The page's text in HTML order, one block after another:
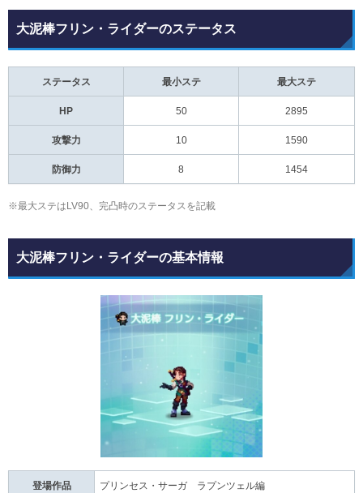
大泥棒フリン・ライダーのステータス
ステータス 最小ステ 最大ステ
HP 50 2895
攻撃力 10 1590
防御力 8 1454
※最大ステはLV90、完凸時のステータスを記載
大泥棒フリン・ライダーの基本情報
登場作品 プリンセス・サーガ ラプンツェル編